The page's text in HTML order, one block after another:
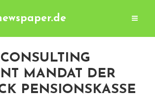
MANDAT DER
PENSIONSKASSE